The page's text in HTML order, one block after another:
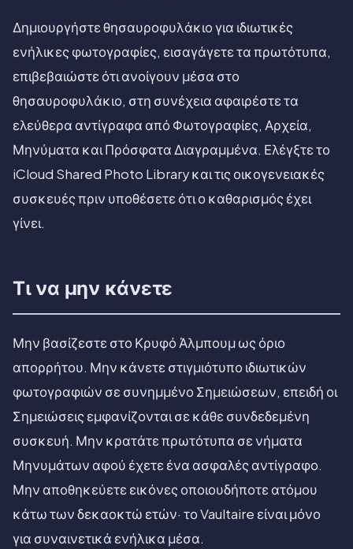
Δημιουργήστε θησαυροφυλάκιο για ιδιωτικές
ενήλικες φωτογραφίες, εισαγάγετε τα πρωτότυπα,
επιβεβαιώστε ότι ανοίγουν μέσα στο
θησαυροφυλάκιο, στη συνέχεια αφαιρέστε τα
ελεύθερα αντίγραφα από Φωτογραφίες, Αρχεία,
Μηνύματα και Πρόσφατα Διαγραμμένα. Ελέγξτε το
iCloud Shared Photo Library και τις οικογενειακές
συσκευές πριν υποθέσετε ότι ο καθαρισμός έχει
γίνει.
Τι να μην κάνετε
Μην βασίζεστε στο Κρυφό Άλμπουμ ως όριο
απορρήτου. Μην κάνετε στιγμιότυπο ιδιωτικών
φωτογραφιών σε συνημμένο Σημειώσεων, επειδή οι
Σημειώσεις εμφανίζονται σε κάθε συνδεδεμένη
συσκευή. Μην κρατάτε πρωτότυπα σε νήματα
Μηνυμάτων αφού έχετε ένα ασφαλές αντίγραφο.
Μην αποθηκεύετε εικόνες οποιουδήποτε ατόμου
κάτω των δεκαοκτώ ετών· το Vaultaire είναι μόνο
για συναινετικά ενήλικα μέσα.